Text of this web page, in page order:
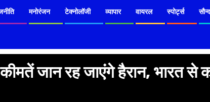
मनोरंजन टेक्नोलॉजी व्यापार वायरल स्पोर्ट्स
जान रह जाएंगे हैरान, भारत से